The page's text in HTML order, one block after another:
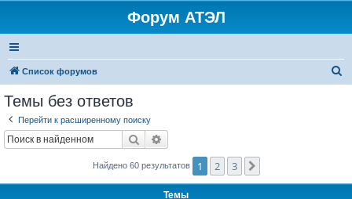
Форум АТЭЛ
Список форумов
Темы без ответов
Перейти к расширенному поиску
Поиск
Найдено 60 результатов 1 2 3
Темы